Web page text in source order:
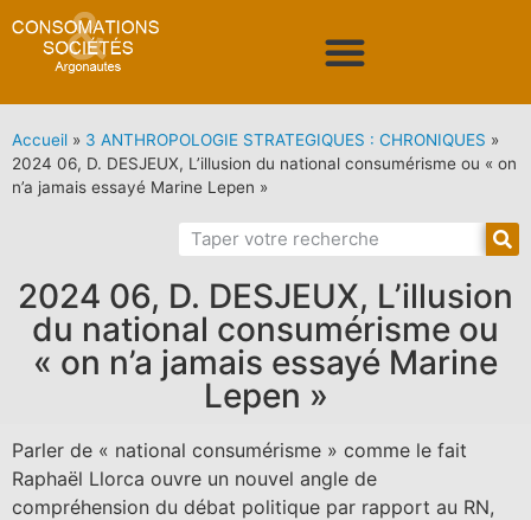
Accueil » 3 ANTHROPOLOGIE STRATEGIQUES : CHRONIQUES »
2024 06, D. DESJEUX, L’illusion du national consumérisme ou « on
n’a jamais essayé Marine Lepen »
2024 06, D. DESJEUX, L’illusion
du national consumérisme ou
« on n’a jamais essayé Marine
Lepen »
Parler de « national consumérisme » comme le fait
Raphaël Llorca ouvre un nouvel angle de
compréhension du débat politique par rapport au RN,